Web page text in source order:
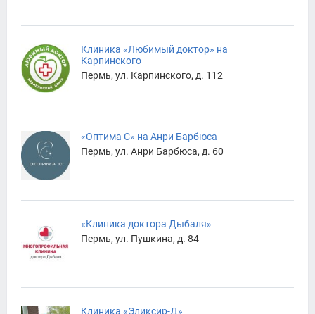
Клиника «Любимый доктор» на
Карпинского
Пермь, ул. Карпинского, д. 112
«Оптима С» на Анри Барбюса
Пермь, ул. Анри Барбюса, д. 60
«Клиника доктора Дыбаля»
Пермь, ул. Пушкина, д. 84
Клиника «Эликсир-Д»